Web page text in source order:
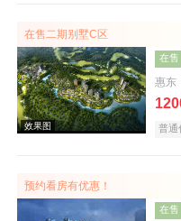
效果图
在售二期别墅C区
在售
惠东
普通
预约看房有优惠！
在售